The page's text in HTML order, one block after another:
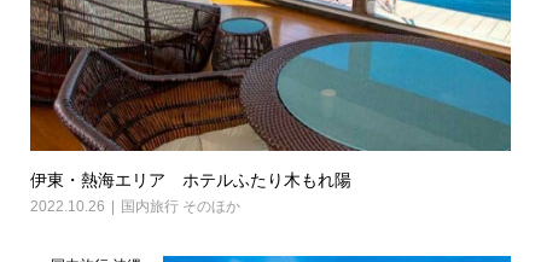
伊東・熱海エリア ホテルふたり木もれ陽
2022.10.26 国内旅行 そのほか